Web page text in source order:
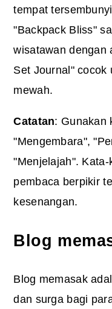
tempat
"Backpack Bliss"
wisatawan dengan
Set Journal" cocok
mewah.
Catatan: Gunakan
"Mengembara",
"Menjelajah".
pembaca berpikir
kesenangan.
Blog
Blog memasak
dan surga bagi